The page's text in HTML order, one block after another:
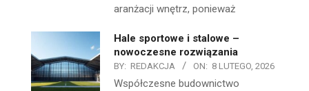
aranżacji wnętrz, ponieważ
Hale sportowe i stalowe –
nowoczesne rozwiązania
BY: REDAKCJA ON: 8 LUTEGO, 2026
Współczesne budownictwo